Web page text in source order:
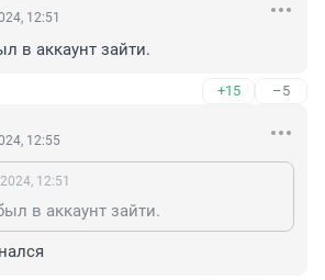
12:51
в аккаунт зайти.
+15 –5
12:55
12:51
в аккаунт зайти.